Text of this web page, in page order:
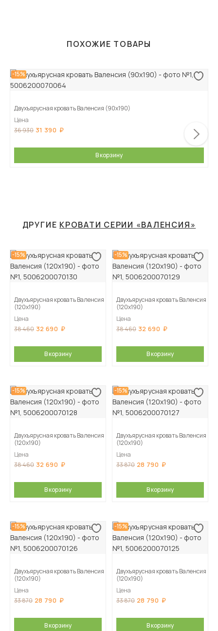
ПОХОЖИЕ ТОВАРЫ
-15%
Двухъярусная кровать Валенсия (90х190)
Цена
36 930 31 390
В корзину
ДРУГИЕ КРОВАТИ СЕРИИ «ВАЛЕНСИЯ»
-15%
Двухъярусная кровать Валенсия
(120х190)
Цена
38 460 32 690
В корзину
-15%
Двухъярусная кровать Валенсия
(120х190)
Цена
38 460 32 690
В корзину
-15%
Двухъярусная кровать Валенсия
(120х190)
Цена
38 460 32 690
В корзину
-15%
Двухъярусная кровать Валенсия
(120х190)
Цена
33 870 28 790
В корзину
-15%
Двухъярусная кровать Валенсия
(120х190)
Цена
33 870 28 790
В корзину
-15%
Двухъярусная кровать Валенсия
(120х190)
Цена
33 870 28 790
В корзину